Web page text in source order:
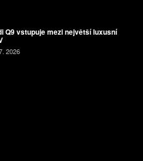
Q9 vstupuje mezi největší luxusní
2026